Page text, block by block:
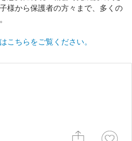
様から保護者の方々まで、多くの
こちらをご覧ください。